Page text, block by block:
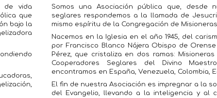
de vida
que
bajo la
Somos una Asociación pública que, desde
seglares respondemos a la llamada de
mismo espíritu de la Congregación de
Nacemos en la Iglesia en el año 1945, del
por Francisco Blanco Nájera Obispo de
Pérez, que cristaliza en dos ramas:
Cooperadores Seglares del Divino
encontramos en España, Venezuela, Colombia,
El fin de nuestra Asociación es impregnar a la
del Evangelio, llevando a la inteligencia y al